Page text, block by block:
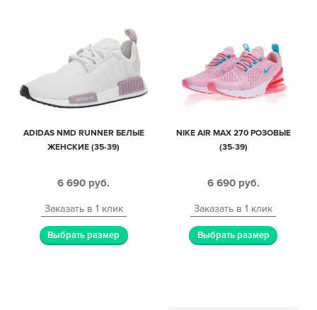
ADIDAS NMD RUNNER БЕЛЫЕ
ЖЕНСКИЕ (35-39)
6 690 руб.
Заказать в 1 клик
Выбрать размер
NIKE AIR MAX 270 РОЗОВЫЕ
(35-39)
6 690 руб.
Заказать в 1 клик
Выбрать размер